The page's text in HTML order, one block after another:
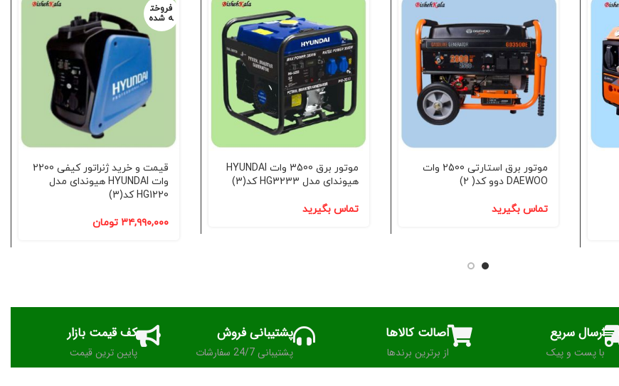
موتور برق استارتی 2500 وات
DAEWOO دوو کد( 2)
تماس بگیرید
موتور برق 3500 وات HYUNDAI
هیوندای مدل HG3233 کد(3)
تماس بگیرید
فروخت
ه شده
قیمت و خرید ژنراتور کیفی 2200
وات HYUNDAI هیوندای مدل
HG1220 کد(3)
۳۴,۹۹۰,۰۰۰ تومان
ارسال سریع
با پست و پیک
اصالت کالاها
از برترین برندها
پشتیبانی فروش
پشتیبانی 24/7 سفارشات
کف قیمت بازار
پایین ترین قیمت